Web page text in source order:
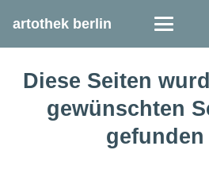
artothek berlin
Diese Seiten
gewünschten
gefunden